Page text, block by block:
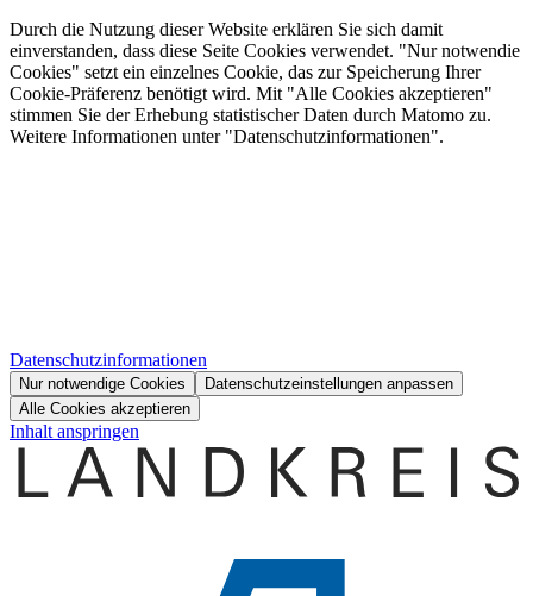
Durch die Nutzung dieser Website erklären Sie sich damit
einverstanden, dass diese Seite Cookies verwendet. "Nur notwendie
Cookies" setzt ein einzelnes Cookie, das zur Speicherung Ihrer
Cookie-Präferenz benötigt wird. Mit "Alle Cookies akzeptieren"
stimmen Sie der Erhebung statistischer Daten durch Matomo zu.
Weitere Informationen unter "Datenschutzinformationen".
Datenschutzinformationen
Nur notwendige Cookies
Datenschutzeinstellungen anpassen
Alle Cookies akzeptieren
Inhalt anspringen